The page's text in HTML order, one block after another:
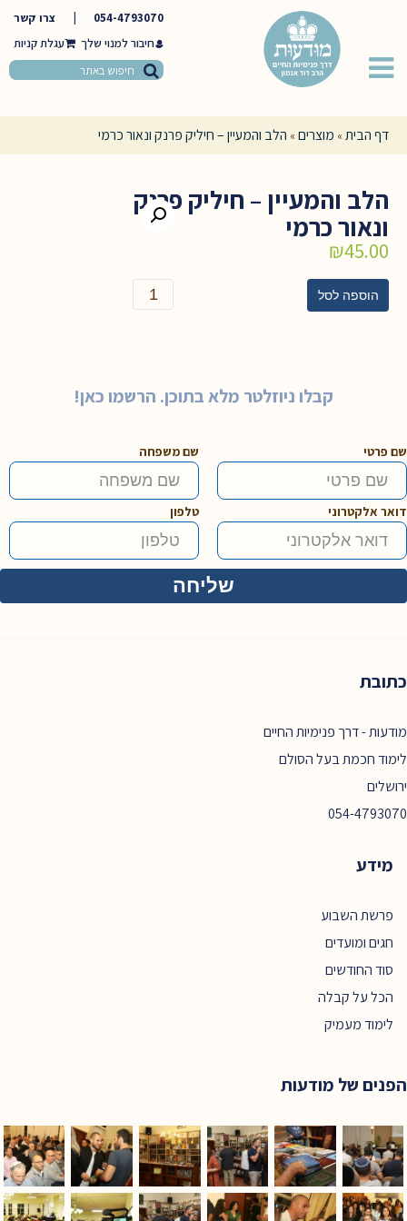
054-4793070
צרו קשר
חיבור למנוי שלך
דף הבית» מוצרים» הלב והמעיין – חיליק פרנק ונאור כרמי
הלב והמעיין – חיליק פרנק
ונאור כרמי
₪45.00
כמות
של
פרנק
כרמי
הוספה לסל
קבלו ניוזלטר מלא בתוכן. הרשמו כאן!
שם פרטי שם משפחה
דואר אלקטרוני טלפון
כתובת
מודעות - דרך פנימיות החיים
לימוד חכמת בעל הסולם
ירושלים
054-4793070
מידע
פרשת השבוע
חגים ומועדים
סוד החודשים
הכל על קבלה
לימוד מעמיק
הפנים של מודעות